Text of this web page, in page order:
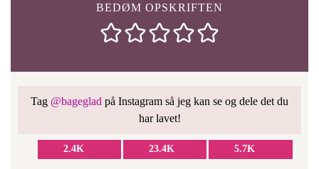
BEDØM OPSKRIFTEN
Tag @bageglad på Instagram så jeg kan se og dele det du
har lavet!
2.4K 23.4K 5.7K